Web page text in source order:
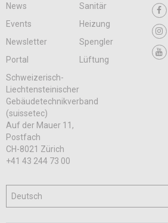
News
Sanitär
Events
Heizung
Newsletter
Spengler
Portal
Lüftung
Schweizerisch-
Liechtensteinischer
Gebäudetechnikverband
(suissetec)
Auf der Mauer 11,
Postfach
CH-8021 Zürich
+41 43 244 73 00